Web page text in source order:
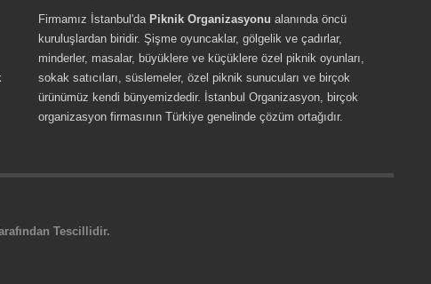
Firmamız İstanbul'da Piknik Organizasyonu alanında öncü
kuruluşlardan biridir. Şişme oyuncaklar, gölgelik ve çadırlar,
minderler, masalar, büyüklere ve küçüklere özel piknik oyunları,
sokak satıcıları, süslemeler, özel piknik sunucuları ve birçok
ürünümüz kendi bünyemizdedir. İstanbul Organizasyon, birçok
organizasyon firmasının Türkiye genelinde çözüm ortağıdır.
Tescillidir.